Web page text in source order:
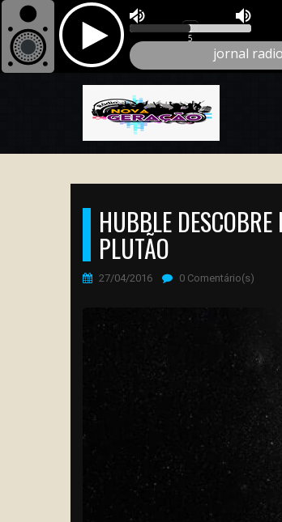
HUBBLE
PLUTÃO
27/04/2016 0 Comentário(s)